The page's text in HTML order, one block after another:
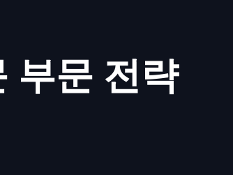
부문 전략